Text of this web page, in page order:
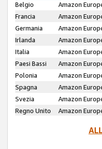
Belgio
Amazon
Francia
Amazon
Germania
Amazon
Irlanda
Amazon
Italia
Amazon
Paesi Bassi
Amazon
Polonia
Amazon
Spagna
Amazon
Svezia
Amazon
Regno Unito
Amazon